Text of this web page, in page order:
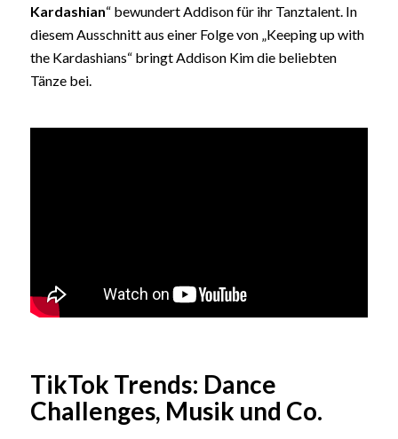
Kardashian“ bewundert Addison für ihr Tanztalent. In
diesem Ausschnitt aus einer Folge von „Keeping up with
the Kardashians“ bringt Addison Kim die beliebten
Tänze bei.
TikTok Trends: Dance
Challenges, Musik und Co.